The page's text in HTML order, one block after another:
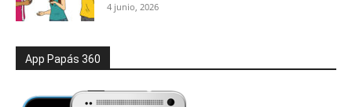
4 junio, 2026
App Papás 360